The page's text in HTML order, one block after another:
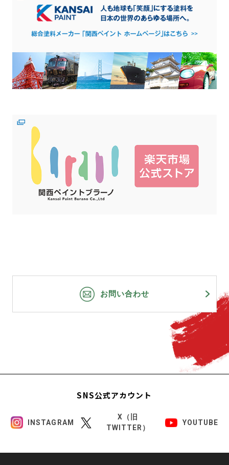
お問い合わせ
SNS公式アカウント
INSTAGRAM
X（旧
TWITTER）
YOUTUBE